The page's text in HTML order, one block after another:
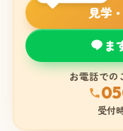
見学
ま
お電話での
受付